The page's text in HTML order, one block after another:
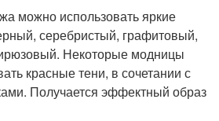
можно использовать яркие
серебристый, графитовый,
Некоторые модницы
красные тени, в сочетании с
Получается эффектный образ